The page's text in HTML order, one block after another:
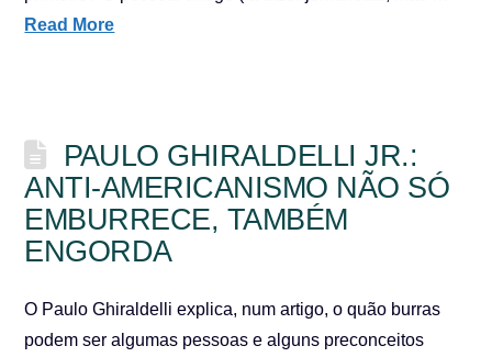
Read More
PAULO GHIRALDELLI JR.:
ANTI-AMERICANISMO NÃO SÓ
EMBURRECE, TAMBÉM
ENGORDA
O Paulo Ghiraldelli explica, num artigo, o quão burras
podem ser algumas pessoas e alguns preconceitos